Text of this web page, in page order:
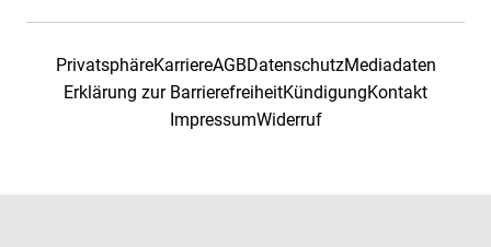
PrivatsphäreKarriereAGBDatenschutzMediadaten
Erklärung zur BarrierefreiheitKündigungKontakt
ImpressumWiderruf